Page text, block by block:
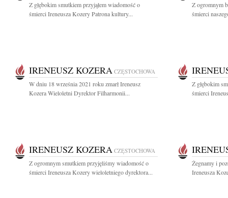
Z głębokim smutkiem przyjąłem wiadomość o
śmierci Ireneusza Kozery Patrona kultury...
Z ogromnym
śmierci
IRENEUSZ KOZERA CZĘSTOCHOWA
W dniu 18 września 2021 roku zmarł Ireneusz
Kozera Wieloletni Dyrektor Filharmonii...
Z głębokim
śmierci
IRENEUSZ KOZERA CZĘSTOCHOWA
Z ogromnym smutkiem przyjęliśmy wiadomość o
śmierci Ireneusza Kozery wieloletniego dyrektora...
Żegnamy i
Ireneusza